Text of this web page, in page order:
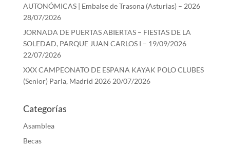
AUTONÓMICAS | Embalse de Trasona (Asturias) – 2026
28/07/2026
JORNADA DE PUERTAS ABIERTAS – FIESTAS DE LA
SOLEDAD, PARQUE JUAN CARLOS I – 19/09/2026
22/07/2026
XXX CAMPEONATO DE ESPAÑA KAYAK POLO CLUBES
(Senior) Parla, Madrid 2026 20/07/2026
Categorías
Asamblea
Becas